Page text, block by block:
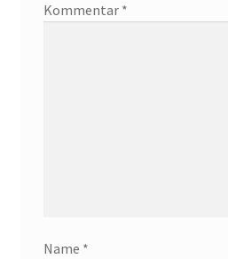
Kommentar *
Name *